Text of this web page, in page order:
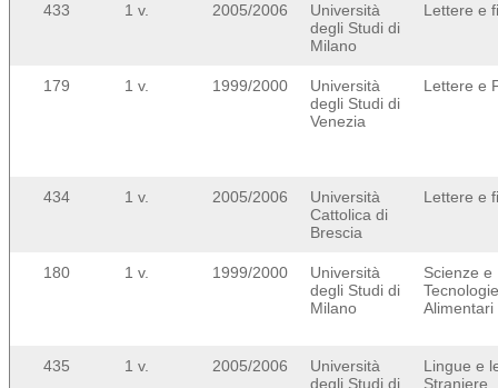
433 1 v. 2005/2006
Università
degli Studi di
Milano
Lettere e
179 1 v. 1999/2000
Università
degli Studi di
Venezia
Lettere e
434 1 v. 2005/2006
Università
Cattolica di
Brescia
Lettere e
180 1 v. 1999/2000
Università
degli Studi di
Milano
Scienze e
Tecnologie
Alimentari
435 1 v. 2005/2006
Università
degli Studi di
Lingue e
Straniere